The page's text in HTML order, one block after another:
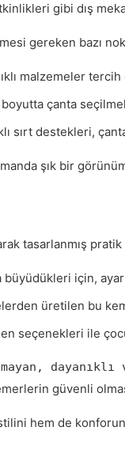
gibi dış
gereken bazı
malzemeler
çanta
sırt destekleri,
şık bir
tasarlanmış
büyüdükleri için,
üretilen bu
seçenekleri ile
güvenli
hem de